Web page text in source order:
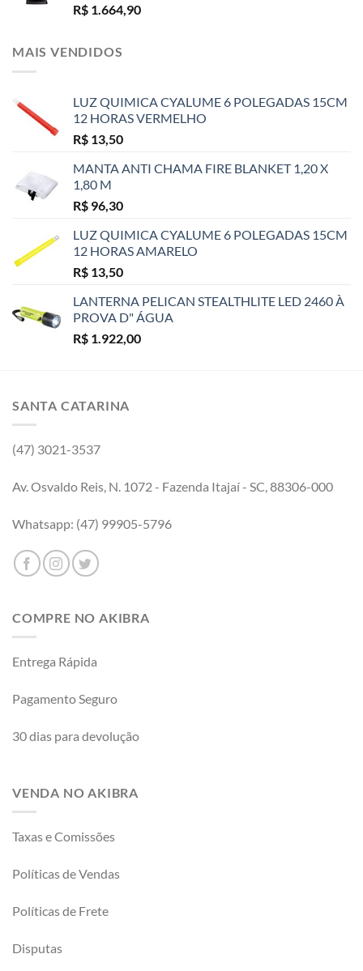
R$ 1.664,90
MAIS VENDIDOS
LUZ QUIMICA CYALUME 6 POLEGADAS 15CM
12 HORAS VERMELHO
R$ 13,50
MANTA ANTI CHAMA FIRE BLANKET 1,20 X
1,80 M
R$ 96,30
LUZ QUIMICA CYALUME 6 POLEGADAS 15CM
12 HORAS AMARELO
R$ 13,50
LANTERNA PELICAN STEALTHLITE LED 2460 À
PROVA D" ÁGUA
R$ 1.922,00
SANTA CATARINA
(47) 3021-3537
Av. Osvaldo Reis, N. 1072 - Fazenda Itajaí - SC, 88306-000
Whatsapp: (47) 99905-5796
COMPRE NO AKIBRA
Entrega Rápida
Pagamento Seguro
30 dias para devolução
VENDA NO AKIBRA
Taxas e Comissões
Políticas de Vendas
Políticas de Frete
Disputas